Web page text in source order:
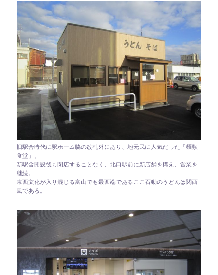
旧駅舎時代に駅ホーム脇の改札外にあり、地元民に人気だった「麺類
食堂」。
新駅舎開設後も閉店することなく、北口駅前に新店舗を構え、営業を
継続。
東西文化が入り混じる富山でも最西端であるここ石動のうどんは関西
風である。